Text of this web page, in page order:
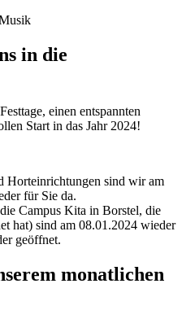
in die
einen entspannten
Start in das Jahr 2024!
Horteinrichtungen sind wir am
für Sie da.
Campus Kita in Borstel, die
hat) sind am 08.01.2024 wieder
geöffnet.
monatlichen